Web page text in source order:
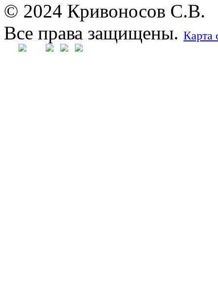
© 2024 Кривоносов С.В.
Все права защищены. Карта